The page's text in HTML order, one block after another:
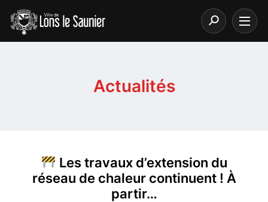
Actualités
Les travaux d’extension du
réseau de chaleur continuent ! À
partir…